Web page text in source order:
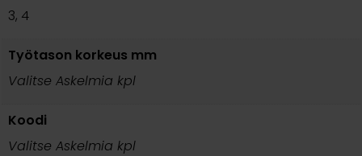
3, 4
Työtason korkeus mm
Valitse Askelmia kpl
Koodi
Valitse Askelmia kpl